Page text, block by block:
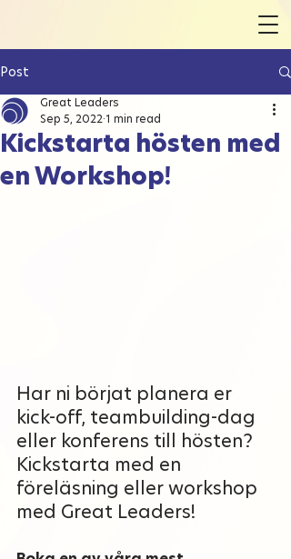
Post
Kickstarta hösten med
en Workshop!
Great Leaders
Sep 5, 2022 1 min read
Har ni börjat planera er
kick-off, teambuilding-dag
eller konferens till hösten?
Kickstarta med en
föreläsning eller workshop
med Great Leaders!